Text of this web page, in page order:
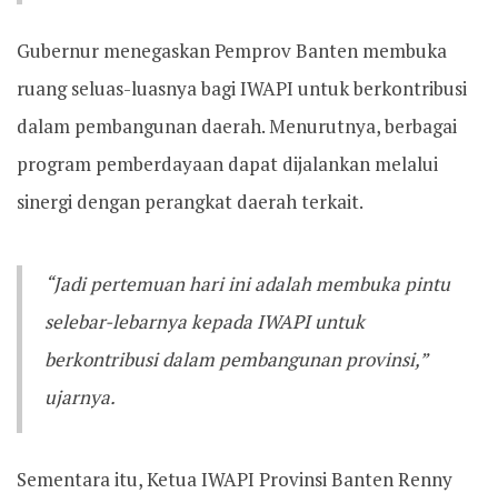
Gubernur menegaskan Pemprov Banten membuka
ruang seluas-luasnya bagi IWAPI untuk berkontribusi
dalam pembangunan daerah. Menurutnya, berbagai
program pemberdayaan dapat dijalankan melalui
sinergi dengan perangkat daerah terkait.
“Jadi pertemuan hari ini adalah membuka pintu
selebar-lebarnya kepada IWAPI untuk
berkontribusi dalam pembangunan provinsi,”
ujarnya.
Sementara itu, Ketua IWAPI Provinsi Banten Renny